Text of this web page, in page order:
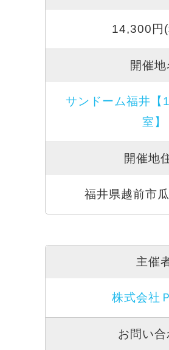
14,300円
開催地
サンドーム福井【
室】
開催地
福井県越前市
主催
株式会社
お問い合